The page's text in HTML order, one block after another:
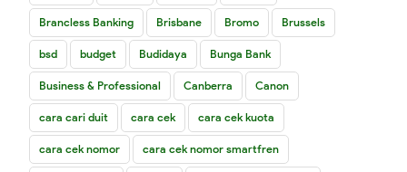
Brancless Banking Brisbane Bromo Brussels
bsd budget Budidaya Bunga Bank
Business & Professional Canberra Canon
cara cari duit cara cek cara cek kuota
cara cek nomor cara cek nomor smartfren